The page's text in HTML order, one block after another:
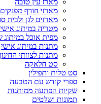
מארז עין טובה
מארזי חורף מפנקים
מארזים לגן ולבית
מטריה במיתוג אישי
מפית אוכל במיתוג
מתנות במיתוג אישי
מתנות לצוותי
סט חלאקה
סט טלית ותפילין
ספרי קודש עם הטבעה
שקיות הפתעה ממותגות
תמונות ושלטים